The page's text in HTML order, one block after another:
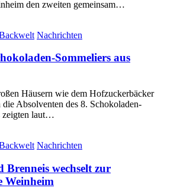
den zweiten gemeinsam…
Nachrichten
Sommeliers aus
Häusern wie dem Hofzuckerbäcker
Absolventen des 8. Schokoladen-
zeigten laut…
Nachrichten
Brenneis wechselt zur
Weinheim